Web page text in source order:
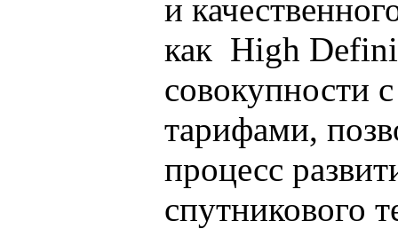
и
как High
совокупности
тарифами,
процесс
спутникового